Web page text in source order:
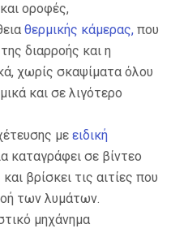
οροφές,
θερμικής κάμερας, που
διαρροής και η
χωρίς σκαψίματα όλου
και σε λιγότερο
με ειδική
καταγράφει σε βίντεο
βρίσκει τις αιτίες που
των λυμάτων.
μηχάνημα